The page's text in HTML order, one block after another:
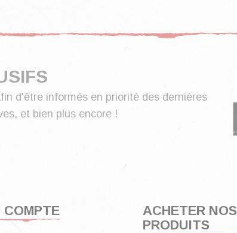
COMPTE
ACHETER NOS
PRODUITS
d'être informés en priorité des dernières
et bien plus encore !